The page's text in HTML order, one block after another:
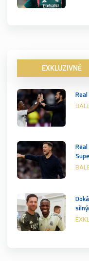
EXKLUZIVNĚ